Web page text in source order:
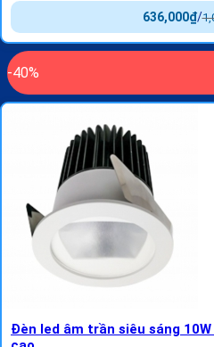
/
636,000₫
-40%
Đèn led âm trần siêu sáng